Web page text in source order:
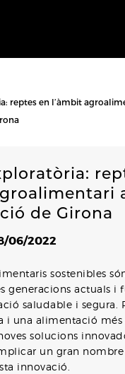
reptes en l’àmbit
de Girona
06/2022
sostenibles
generacions actuals i
saludable i segura.
i una alimentació més
solucions
un gran nombre
innovació.